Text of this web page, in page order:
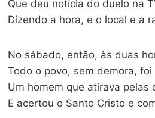
Que deu notícia do duelo na
Dizendo a hora, e o local e a
No sábado, então, às duas
Todo o povo, sem demora,
Um homem que atirava pelas
E acertou o Santo Cristo e